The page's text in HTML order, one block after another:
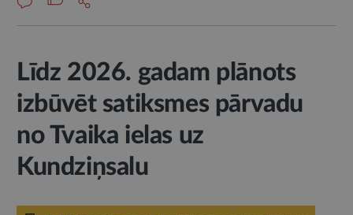
Līdz 2026. gadam plānots
izbūvēt satiksmes pārvadu
no Tvaika ielas uz
Kundziņsalu